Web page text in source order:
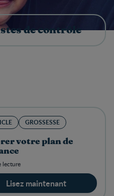
de contrôle
GROSSESSE
votre plan de
lecture
Lisez maintenant